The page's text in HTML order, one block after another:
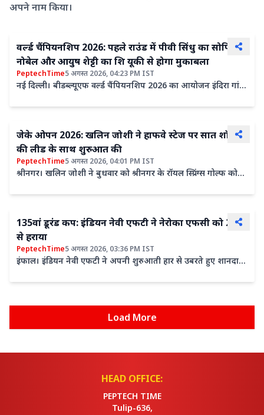
अपने नाम किया।
वर्ल्ड चैंपियनशिप 2026: पहले राउंड में पीवी सिंधु का सोफिया
नोबेल और आयुष शेट्टी का शि यूकी से होगा मुकाबला
PeptechTime5 अगस्त 2026, 04:23 PM IST
नई दिल्ली। बीडब्ल्यूएफ वर्ल्ड चैंपियनशिप 2026 का आयोजन इंदिरा गांधी
जेके ओपन 2026: खलिन जोशी ने हाफवे स्टेज पर सात शॉट
की लीड के साथ शुरुआत की
PeptechTime5 अगस्त 2026, 04:01 PM IST
श्रीनगर। खलिन जोशी ने बुधवार को श्रीनगर के रॉयल स्प्रिंग्स गोल्फ कोर्स
135वां डूरंड कप: इंडियन नेवी एफटी ने नेरोका एफसी को 2-0
से हराया
PeptechTime5 अगस्त 2026, 03:36 PM IST
इंफाल। इंडियन नेवी एफटी ने अपनी शुरुआती हार से उबरते हुए शानदार
Load More
HEAD OFFICE:
PEPTECH TIME
Tulip-636,